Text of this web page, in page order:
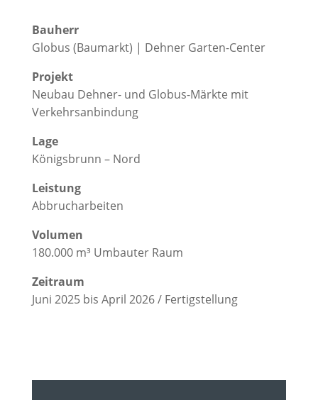
Bauherr
Globus (Baumarkt) | Dehner Garten-Center
Projekt
Neubau Dehner- und Globus-Märkte mit
Verkehrsanbindung
Lage
Königsbrunn – Nord
Leistung
Abbrucharbeiten
Volumen
180.000 m³ Umbauter Raum
Zeitraum
Juni 2025 bis April 2026 / Fertigstellung